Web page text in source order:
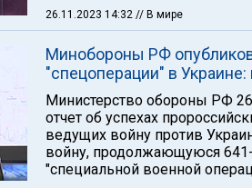
26.11.2023 14:32 // В мире
Минобороны РФ
"спецоперации" в
Министерство обороны РФ
отчет об успехах
ведущих войну против
войну, продолжающуюся
"специальной военной